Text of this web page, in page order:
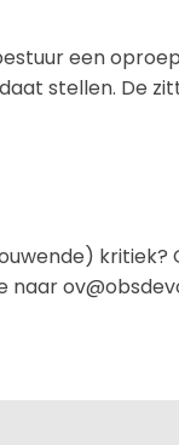
een
stellen. De